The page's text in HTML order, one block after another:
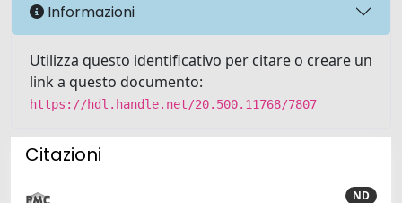
Informazioni
Utilizza questo identificativo per citare o creare un
link a questo documento:
https://hdl.handle.net/20.500.11768/7807
Citazioni
ND